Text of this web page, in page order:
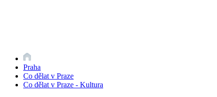
Praha
Co dělat v Praze
Co dělat v Praze - Kultura